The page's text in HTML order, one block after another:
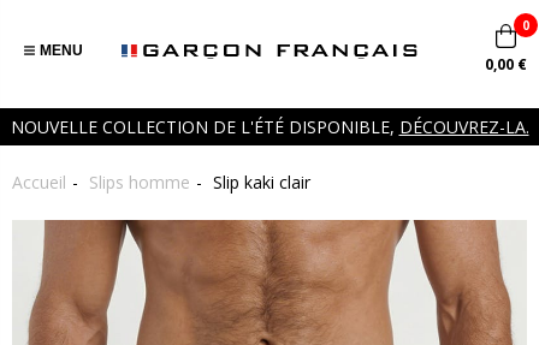
NOUVELLE COLLECTION DE L'ÉTÉ DISPONIBLE, DÉCOUVREZ-LA.
MENU
0
0,00 €
Accueil Slips homme Slip kaki clair